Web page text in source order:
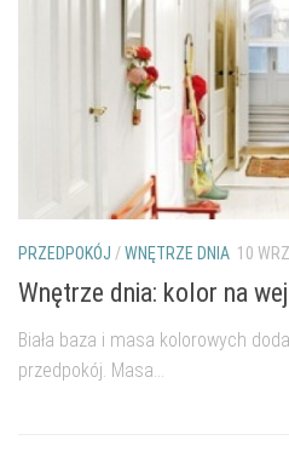
PRZEDPOKÓJ /WNĘTRZE DNIA 10
Wnętrze dnia: kolor na
Biała baza i masa kolorowych
przedpokój. Masa...